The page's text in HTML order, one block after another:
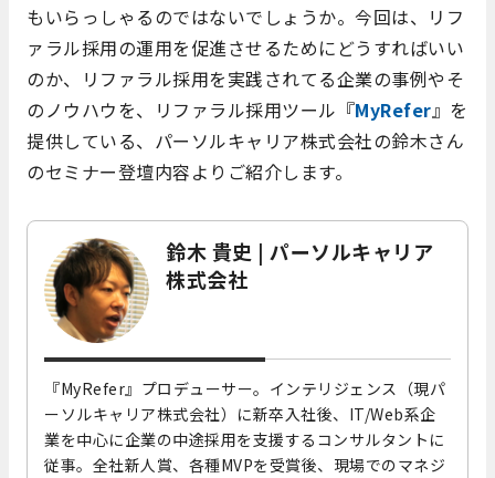
もいらっしゃるのではないでしょうか。今回は、リフ
ァラル採用の運用を促進させるためにどうすればいい
のか、リファラル採用を実践されてる企業の事例やそ
のノウハウを、リファラル採用ツール『MyRefer』を
提供している、パーソルキャリア株式会社の鈴木さん
のセミナー登壇内容よりご紹介します。
鈴木 貴史 | パーソルキャリア
株式会社
『MyRefer』プロデューサー。インテリジェンス（現パ
ーソルキャリア株式会社）に新卒入社後、IT/Web系企
業を中心に企業の中途採用を支援するコンサルタントに
従事。全社新人賞、各種MVPを受賞後、現場でのマネジ